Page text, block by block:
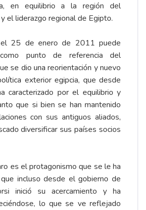
en equilibrio a la región del
el liderazgo regional de Egipto.
el 25 de enero de 2011 puede
como punto de referencia del
se dio una reorientación y nuevo
exterior egipcia, que desde
caracterizado por el equilibrio y
que si bien se han mantenido
con sus antiguos aliados,
diversificar sus países socios
es el protagonismo que se le ha
incluso desde el gobierno de
inició su acercamiento y ha
lo que se ve reflejado